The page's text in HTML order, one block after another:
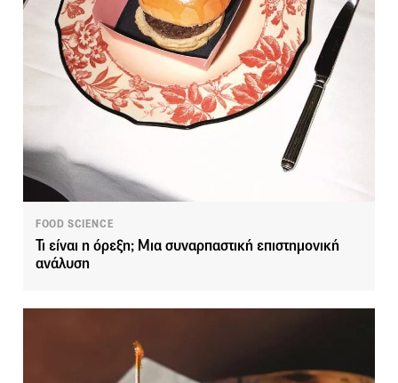
FOOD SCIENCE
Τι είναι η όρεξη; Μια συναρπαστική επιστημονική
ανάλυση